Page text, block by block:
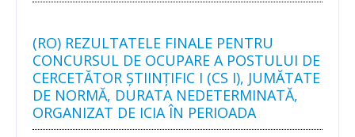
Text
Translation
Voice
(RO) REZULTATELE FINALE PENTRU
CONCURSUL DE OCUPARE A POSTULUI DE
CERCETĂTOR ȘTIINȚIFIC I (CS I), JUMĂTATE
DE NORMĂ, DURATA NEDETERMINATĂ,
ORGANIZAT DE ICIA ÎN PERIOADA